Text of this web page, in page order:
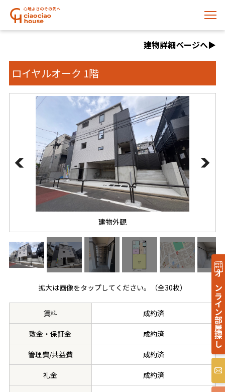
建物詳細ページへ▶️
ロイヤルオーク 1階
建物外観
拡大は画像をタップしてください。（全30枚）
賃料 成約済
敷金・保証金 成約済
管理費/共益費 成約済
礼金 成約済
オンライン部屋探し